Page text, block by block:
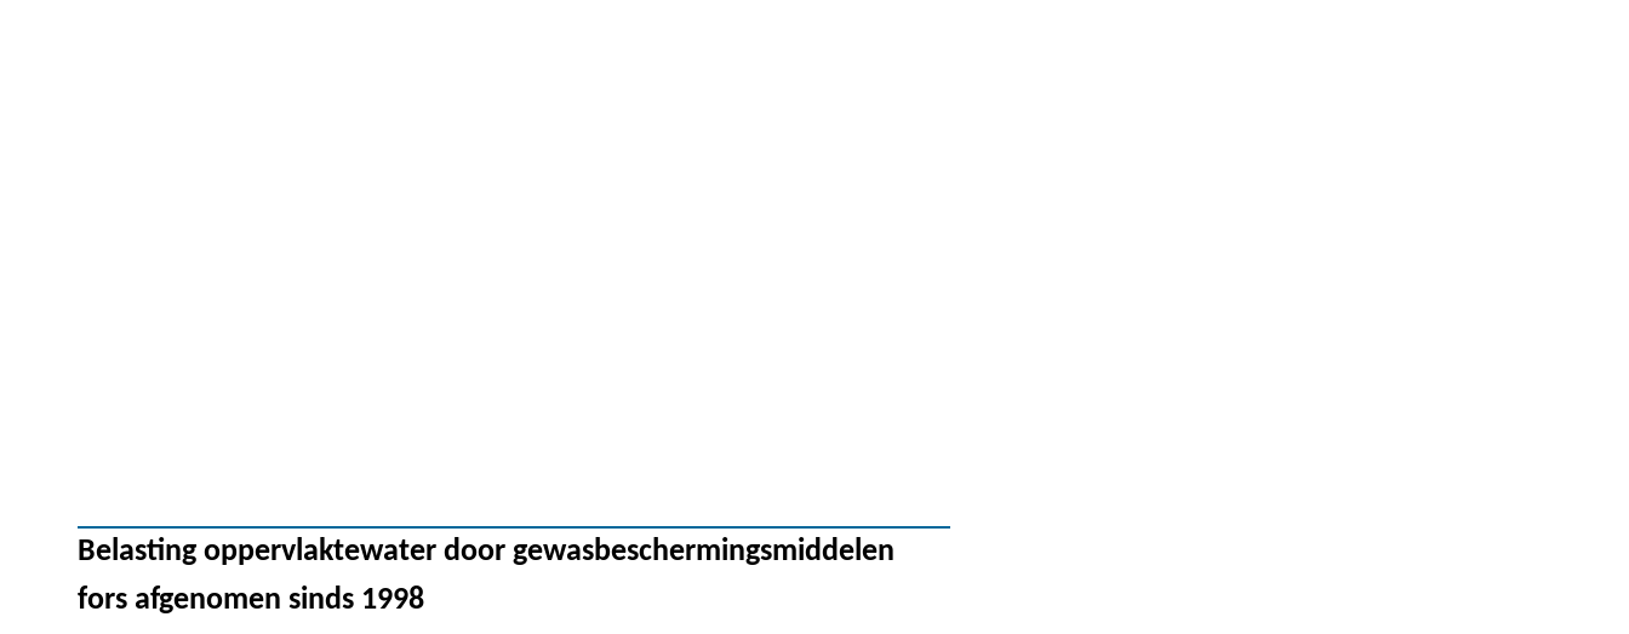
Belasting oppervlaktewater door gewasbeschermingsmiddelen
fors afgenomen sinds 1998